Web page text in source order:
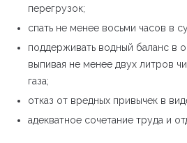
перегрузок;
спать не менее восьми часов в
поддерживать водный баланс в
выпивая не менее двух литров
газа;
отказ от вредных привычек в
адекватное сочетание труда и